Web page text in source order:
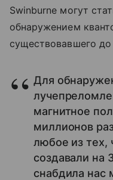
Swinburne могут
обнаружением
существовавшего
Для
магнитное
миллионов
любое из тех,
создавали на
снабдила нас